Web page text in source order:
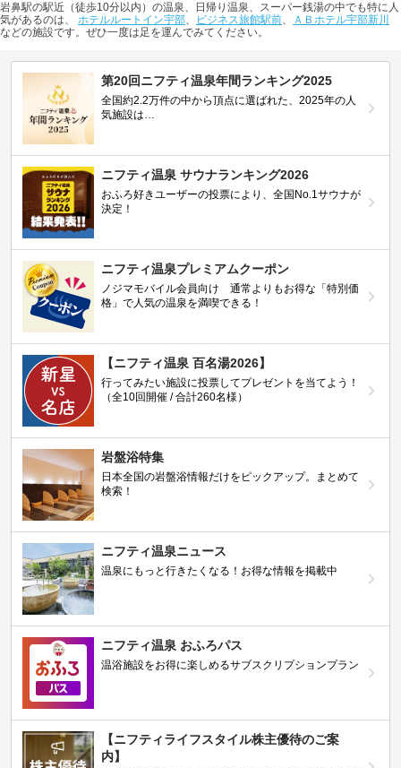
岩鼻駅の駅近（徒歩10分以内）の温泉、日帰り温泉、スーパー銭湯の中でも特に人
気があるのは、 ホテルルートイン宇部、 ビジネス旅館駅前、
ＡＢホテル宇部新川
などの施設です。ぜひ一度は足を運んでみてください。
第20回ニフティ温泉年間ランキング2025
全国約2.2万件の中から頂点に選ばれた、2025年の人
気施設は…
ニフティ温泉 サウナランキング2026
おふろ好きユーザーの投票により、全国No.1サウナが
決定！
ニフティ温泉プレミアムクーポン
ノジマモバイル会員向け 通常よりもお得な「特別価
格」で人気の温泉を満喫できる！
【ニフティ温泉 百名湯2026】
行ってみたい施設に投票してプレゼントを当てよう！
（全10回開催 / 合計260名様）
岩盤浴特集
日本全国の岩盤浴情報だけをピックアップ。まとめて
検索！
ニフティ温泉ニュース
温泉にもっと行きたくなる！お得な情報を掲載中
ニフティ温泉 おふろパス
温浴施設をお得に楽しめるサブスクリプションプラン
【ニフティライフスタイル株主優待のご案
内】